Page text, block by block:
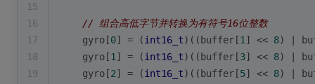
15
16
// 组合高低字节并转换为有符号16位整数
17
    gyro[
0] = (int16_t)((buffer[1 ] << 8) |
18
    gyro[
1 ] = (int16_t)((buffer[3] << 8) |
19
    gyro[
2] = (int16_t)((buffer[5] << 8) |